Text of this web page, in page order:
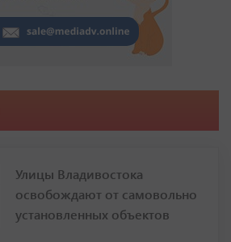
Улицы Владивостока
освобождают от самовольно
установленных объектов